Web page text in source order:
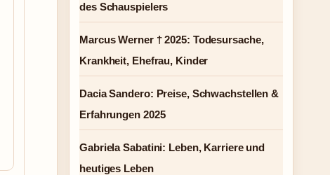
des Schauspielers
Marcus Werner † 2025: Todesursache,
Krankheit, Ehefrau, Kinder
Dacia Sandero: Preise, Schwachstellen &
Erfahrungen 2025
Gabriela Sabatini: Leben, Karriere und
heutiges Leben